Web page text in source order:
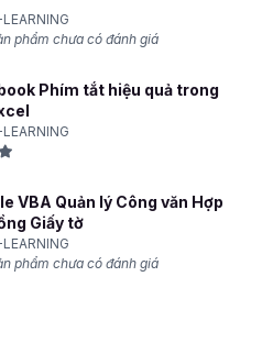
phẩm chưa có đánh giá
Phím tắt hiệu quả trong
VBA Quản lý Công văn Hợp
Giấy tờ
phẩm chưa có đánh giá